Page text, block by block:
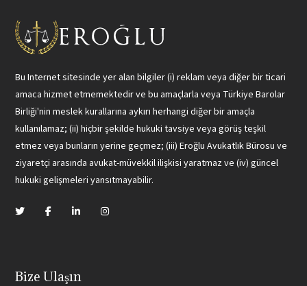
Bu Internet sitesinde yer alan bilgiler (i) reklam veya diğer bir ticari
amaca hizmet etmemektedir ve bu amaçlarla veya Türkiye Barolar
Birliği'nin meslek kurallarına aykırı herhangi diğer bir amaçla
kullanılamaz; (ii) hiçbir şekilde hukuki tavsiye veya görüş teşkil
etmez veya bunların yerine geçmez; (iii) Eroğlu Avukatlık Bürosu ve
ziyaretçi arasında avukat-müvekkil ilişkisi yaratmaz ve (iv) güncel
hukuki gelişmeleri yansıtmayabilir.
Bize Ulaşın